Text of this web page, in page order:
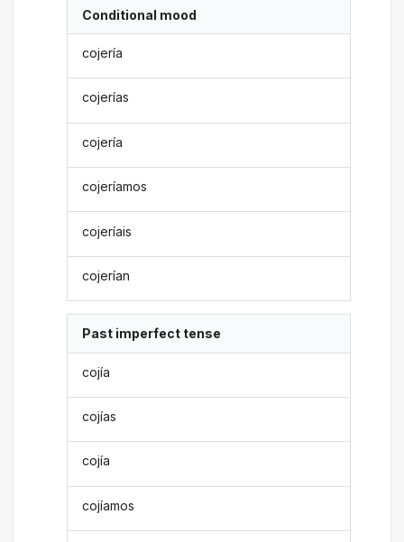
Conditional mood
cojería
cojerías
cojería
cojeríamos
cojeríais
cojerían
Past imperfect tense
cojía
cojías
cojía
cojíamos